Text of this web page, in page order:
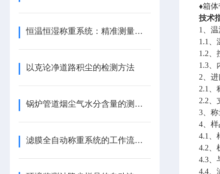
恒温恒湿称重系统：精准测量的科技保障
以克论净道路积尘的检测方法
锅炉管道烟尘气水分含量的测定方法
滤膜全自动称重系统的工作流程介绍
♦箱
技术
1、
1.1、
1.2
1.3、
2、
2.1、
2.2、
3、
4、
4.1、
4.2、
4.3、
4.4、